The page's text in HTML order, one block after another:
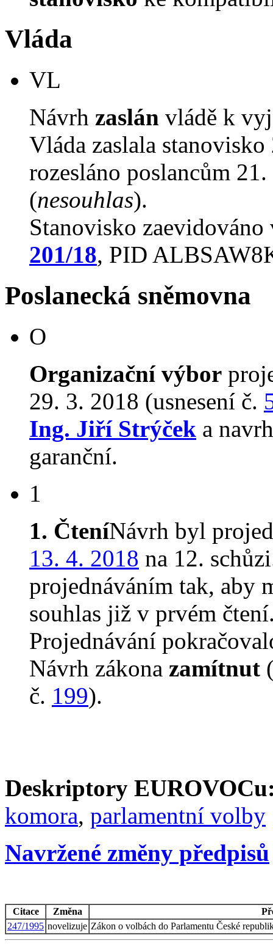
Vláda
VL
Návrh zaslán vládě k
Vláda zaslala
rozesláno poslancům
(nesouhlas).
Stanovisko
201/18, PID
Poslanecká sněmovna
O
Organizační výbor
29. 3. 2018 (usnesení č.
Ing. Jiří Strýček a
garanční.
1
1. ČteníNávrh byl
13. 4. 2018 na 12.
projednáváním tak, aby
souhlas již v prvém
Projednávání
Návrh zákona zamítnut
č. 199).
Deskriptory
komora, parlamentní volby
Navržené změny předpisů
Citace Změna
247/1995 novelizuje Zákon o volbách do Parlamentu České